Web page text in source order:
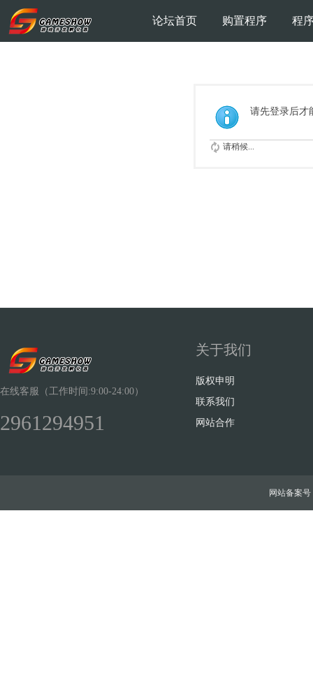
论坛首页 购置程序 程
请先登录后才
请稍候...
在线客服（工作时间:9:00-24:00）
2961294951
关于我们
版权申明
联系我们
网站合作
网站备案号